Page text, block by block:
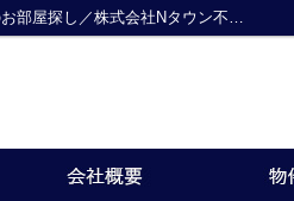
ハーモニーレジデンス名古屋イースト／名古屋市中区・栄駅周辺のお部屋探し／株式会社Nタウン不動産栄店